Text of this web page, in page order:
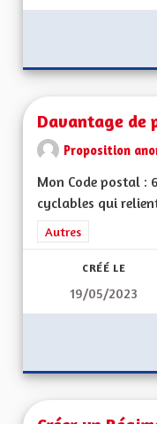
Davantage de
Proposition
Mon Code postal :
cyclables qui
Filtrer les résultats
Autres
CRÉÉ LE
19/05/2023